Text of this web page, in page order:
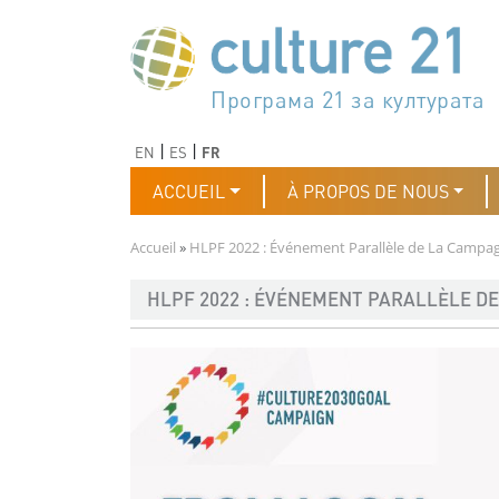
جدول أعمال القرن 21 للثقافة
Програма 21 за културата
Agenda 21 de la cultura
Agjenda 21 për kulturë
Agenda 21 van cultuur
Agenda 21 for culture
Kulturaren Agenda 21
Agenda 21 de la culture
Axenda 21 da cultura
Agenda 21 für Kultur
Agenda 21 della cultura
文化のためのアジェンダ21
دستورکار 21 برای فرهنگ
Agenda 21 dla kultury
Agenda 21 da cultura
Повестка дня 21 для
Agenda 21 za kulturu
Agenda 21 de la cultura
Agenda 21 för kulturen
Kültür için Gündem 21
Порядок денний 21 для
EN ES FR
Navigation principale
ACCUEIL À PROPOS DE NOUS
Fil d'Ariane
Accueil HLPF 2022 : Événement Parallèle de La
HLPF 2022 : ÉVÉNEMENT PARALLÈLE